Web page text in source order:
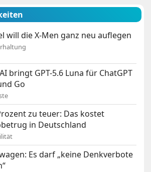
will die X-Men ganz neu auflegen
bringt GPT-5.6 Luna für ChatGPT
Go
zu teuer: Das kostet
in Deutschland
Es darf „keine Denkverbote